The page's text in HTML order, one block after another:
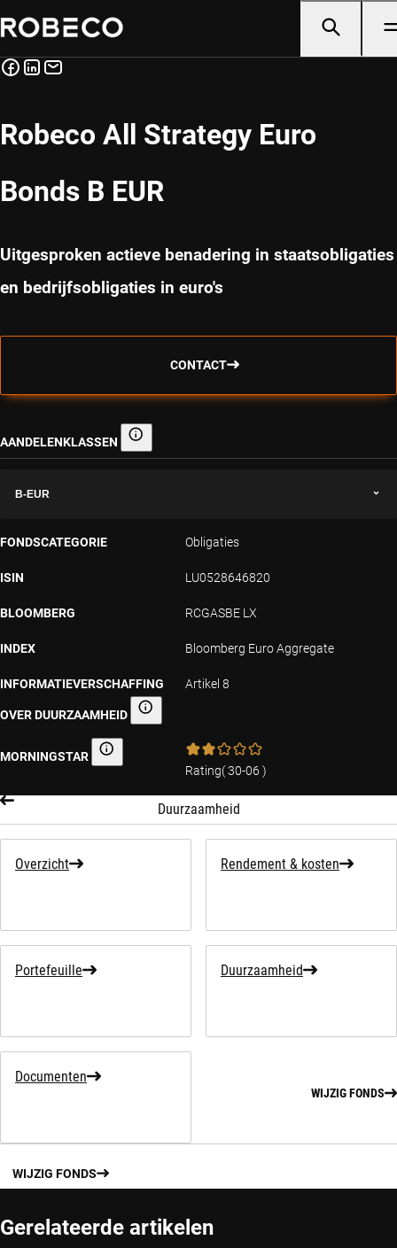
Robeco All Strategy Euro
Bonds B EUR
Uitgesproken actieve benadering in staatsobligaties
en bedrijfsobligaties in euro's
CONTACT
AANDELENKLASSEN Aandelenklassen
B-EUR
FONDSCATEGORIE Obligaties
ISIN LU0528646820
BLOOMBERG RCGASBE LX
INDEX Bloomberg Euro Aggregate
INFORMATIEVERSCHAFFING
OVER DUURZAAMHEID Informatieverschaffing over duurzaamheid
Artikel 8
MORNINGSTAR Morningstar
Rating(30-06 )
Duurzaamheid
Overzicht Rendement & kosten
Portefeuille Duurzaamheid
Documenten
WIJZIG FONDS
WIJZIG FONDS
Gerelateerde artikelen